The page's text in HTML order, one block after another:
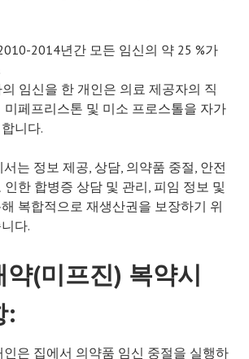
2014년간 모든 임신의 약 25 %가
임신을 한 개인은 의료 제공자의 직
미페프리스톤 및 미소 프로스톨을 자가
니다.
서는 정보 제공, 상담, 의약품 중절, 안전
한 합병증 상담 및 관리, 피임 정보 및
복합적으로 재생산권을 보장하기 위
다.
(미프진) 복약시
:
인은 집에서 의약품 임신 중절을 실행하